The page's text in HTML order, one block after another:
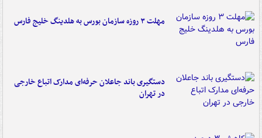
مهلت ۳ روزه سازمان بورس به هلدینگ خلیج فارس
دستگیری باند جاعلان حرفه‌ای مدارک اتباع خارجی
در تهران